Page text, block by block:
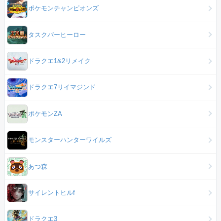
ポケモンチャンピオンズ
タスクバーヒーロー
ドラクエ1&2リメイク
ドラクエ7リイマジンド
ポケモンZA
モンスターハンターワイルズ
あつ森
サイレントヒルf
ドラクエ3